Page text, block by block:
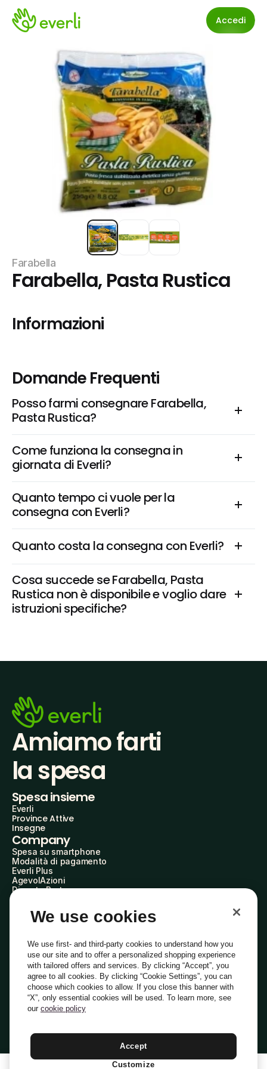
Accedi
Farabella
Farabella, Pasta Rustica
Informazioni
Domande Frequenti
Posso farmi consegnare Farabella,
Pasta Rustica?
Come funziona la consegna in
giornata di Everli?
Quanto tempo ci vuole per la
consegna con Everli?
Quanto costa la consegna con Everli?
Cosa succede se Farabella, Pasta
Rustica non è disponibile e voglio dare
istruzioni specifiche?
Amiamo farti
la spesa
Spesa insieme
Everli
Province Attive
Insegne
Company
Spesa su smartphone
Modalità di pagamento
Everli Plus
AgevolAzioni
Diventa Partner
Everli Shoppers
About Us
Everli News
Domande frequenti
Lavora con noi
Diventa Shopper
Investitori
PrivacyCookiePreferenze Cookie
Termini e CondizioniCodice Etico
Indirizzo PEC: everli@pec.it - indirizzo DPO: dpo@everli.com
Italiano
We use cookies
We use first- and third-party cookies to understand how you
use our site and to offer a personalized shopping experience
with tailored offers and services. By clicking “Accept”, you
agree to all cookies. By clicking “Cookie Settings”, you can
choose which cookies to allow. If you close this banner with
“X”, only essential cookies will be used. To learn more, see
our cookie policy
Accept
Customize